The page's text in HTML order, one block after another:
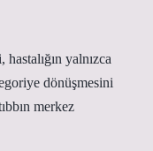
yalnızca
dönüşmesini
merkez